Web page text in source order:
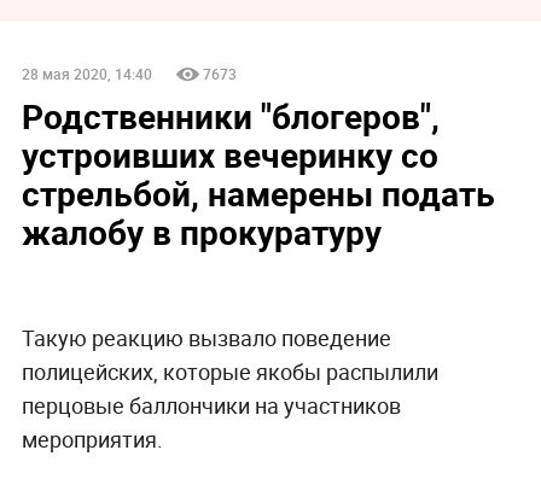
28 мая 2020, 14:40 7673
Родственники "блогеров",
устроивших вечеринку со
стрельбой, намерены подать
жалобу в прокуратуру
Такую реакцию вызвало поведение
полицейских, которые якобы распылили
перцовые баллончики на участников
мероприятия.